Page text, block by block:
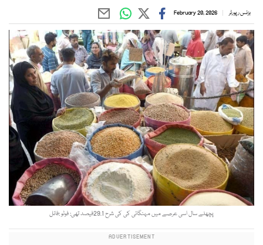
بزنس رپورٹر February 20, 2026
پچھلے سال اسی عرصے میں مہنگائی کی کی شرح 29.1فیصد تھی: فوٹو :فائل